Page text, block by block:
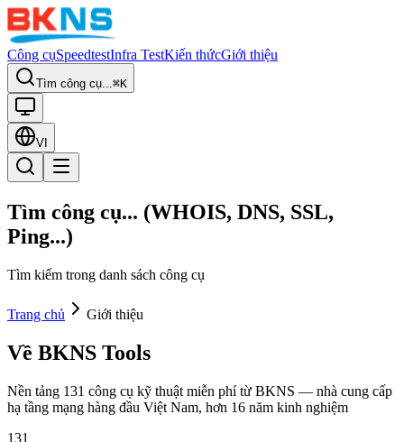
Công cụSpeedtestInfra TestKiến thứcGiới thiệu
Tìm công cụ...⌘K
VI
Tìm công cụ... (WHOIS, DNS, SSL,
Ping...)
Tìm kiếm trong danh sách công cụ
Trang chủ Giới thiệu
Về BKNS Tools
Nền tảng 131 công cụ kỹ thuật miễn phí từ BKNS — nhà cung cấp
hạ tầng mạng hàng đầu Việt Nam, hơn 16 năm kinh nghiệm
131